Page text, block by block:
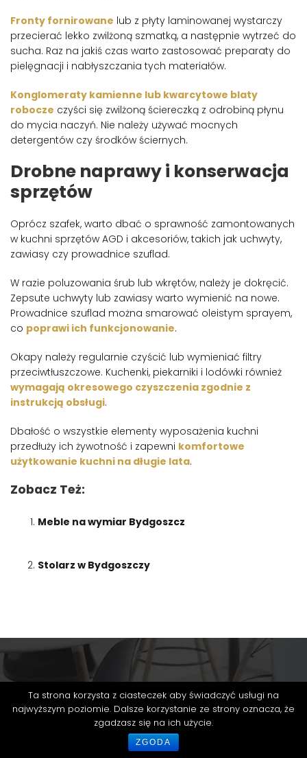
Fronty fornirowane lub z płyty laminowanej wystarczy
przecierać lekko zwilżoną szmatką, a następnie wytrzeć do
sucha. Raz na jakiś czas warto zastosować preparaty do
pielęgnacji i nabłyszczania tych materiałów.
Konglomeraty kamienne lub kwarcytowe blaty
robocze czyści się zwilżoną ściereczką z odrobiną płynu
do mycia naczyń. Nie należy używać mocnych
detergentów czy środków ściernych.
Drobne naprawy i konserwacja
sprzętów
Oprócz szafek, warto dbać o sprawność zamontowanych
w kuchni sprzętów AGD i akcesoriów, takich jak uchwyty,
zawiasy czy prowadnice szuflad.
W razie poluzowania śrub lub wkrętów, należy je dokręcić.
Zepsute uchwyty lub zawiasy warto wymienić na nowe.
Prowadnice szuflad można smarować oleistym sprayem,
co poprawi ich funkcjonowanie.
Okapy należy regularnie czyścić lub wymieniać filtry
przeciwtłuszczowe. Kuchenki, piekarniki i lodówki również
wymagają okresowego czyszczenia zgodnie z
instrukcją obsługi.
Dbałość o wszystkie elementy wyposażenia kuchni
przedłuży ich żywotność i zapewni komfortowe
użytkowanie kuchni na długie lata.
Zobacz Też:
Meble na wymiar Bydgoszcz
Stolarz w Bydgoszczy
ZAPRASZAMY DO KONTAKTU
Ta strona korzysta z ciasteczek aby świadczyć usługi na
najwyższym poziomie. Dalsze korzystanie ze strony oznacza, że
zgadzasz się na ich użycie.
ZGODA